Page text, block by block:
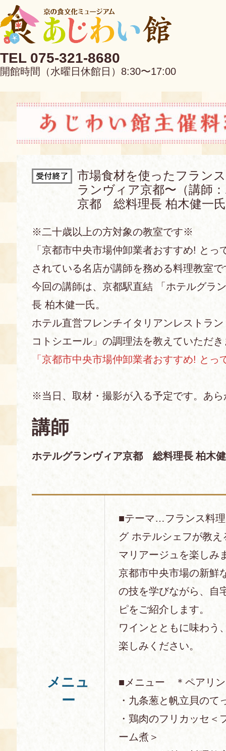
TEL 075-321-8680
開館時間（水曜日休館日）8:30〜17:00
EN 中文
当館について
あじわい館とは
京の食文化について
アクセス
FAQ
料理教室
募集中の教室
キャンセル・ご変更
食の海援隊・陸援隊 会員限定
展示室
お土産コーナー
レンタル
備品リスト
使用料・お支払い方法
団体向け見学・体験
食の語り部の部屋
展示見学
講演会付き料理教室
あじわい館弁当
市場⾷材を使ったフラン
ランヴィア京都〜（講師
京都 総料理長 柏木健一
※二十歳以上の方対象の教室です※
「京都市中央市場仲卸業者おすすめ! とっ
されている名店が講師を務める料理教室で
今回の講師は、京都駅直結 「ホテルグラ
長 柏木健一氏。
ホテル直営フレンチイタリアンレストラ
コトシエール」の調理法を教えていただ
「京都市中央市場仲卸業者おすすめ! とっ
※当日、取材・撮影が入る予定です。あ
講師
ホテルグランヴィア京都 総料理長 柏木
メニュ
ー
■テーマ…フランス料
グ ホテルシェフが教
マリアージュを楽しみ
京都市中央市場の新鮮
の技を学びながら、自
ピをご紹介します。
ワインとともに味わう
楽しみください。
■メニュー ＊ペアリ
・九条葱と帆立貝のて
・鶏肉のフリカッセ＜
ーム煮＞